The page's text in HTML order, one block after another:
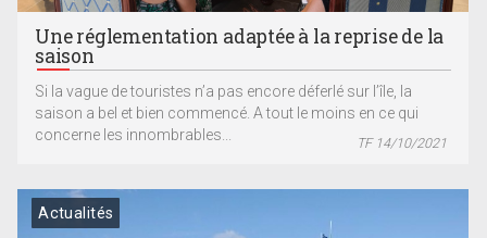
Une réglementation adaptée à la reprise de la
saison
Si la vague de touristes n’a pas encore déferlé sur l’île, la
saison a bel et bien commencé. A tout le moins en ce qui
concerne les innombrables...
TF 14/10/2021
Actualités